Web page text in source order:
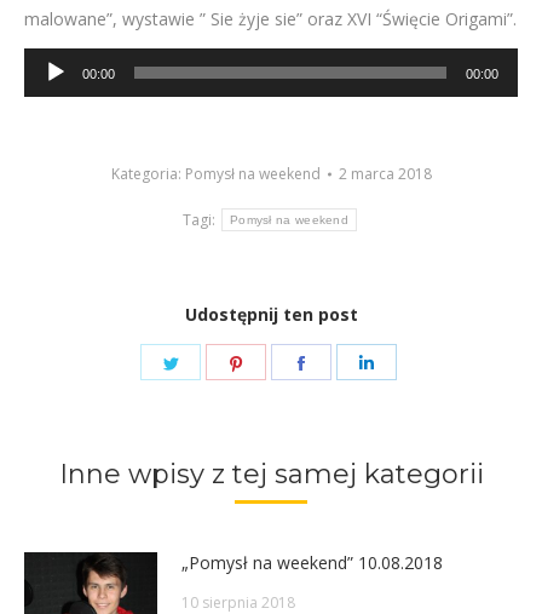
malowane”, wystawie ” Sie żyje sie” oraz XVI “Święcie Origami”.
Odtwarzacz
plików
00:00 00:00
Kategoria: Pomysł na weekend 2 marca 2018
Tagi: Pomysł na weekend
Udostępnij ten post
Share
Share
Share
Inne wpisy z tej samej kategorii
„Pomysł na weekend” 10.08.2018
10 sierpnia 2018